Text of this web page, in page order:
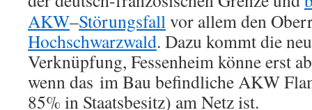
AKW–Störungsfallvor allem den
Hochschwarzwald. Dazu kommt die
Verknüpfung, Fessenheim könne erst
wenn das im Bau befindliche AKW
85% in Staatsbesitz) am Netz ist.